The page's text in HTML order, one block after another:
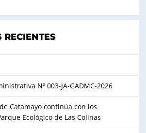
RECIENTES
Nº 003-JA-GADMC-2026
Catamayo continúa con los
Ecológico de Las Colinas